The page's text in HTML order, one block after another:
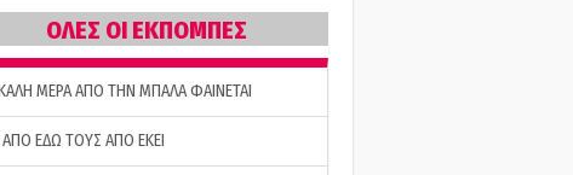
ΟΛΕΣ ΟΙ ΕΚΠΟΜΠΕΣ
ΜΕΡΑ ΑΠΟ ΤΗΝ ΜΠΑΛΑ ΦΑΙΝΕΤΑΙ
ΑΠΟ ΕΔΩ ΤΟΥΣ ΑΠΟ ΕΚΕΙ